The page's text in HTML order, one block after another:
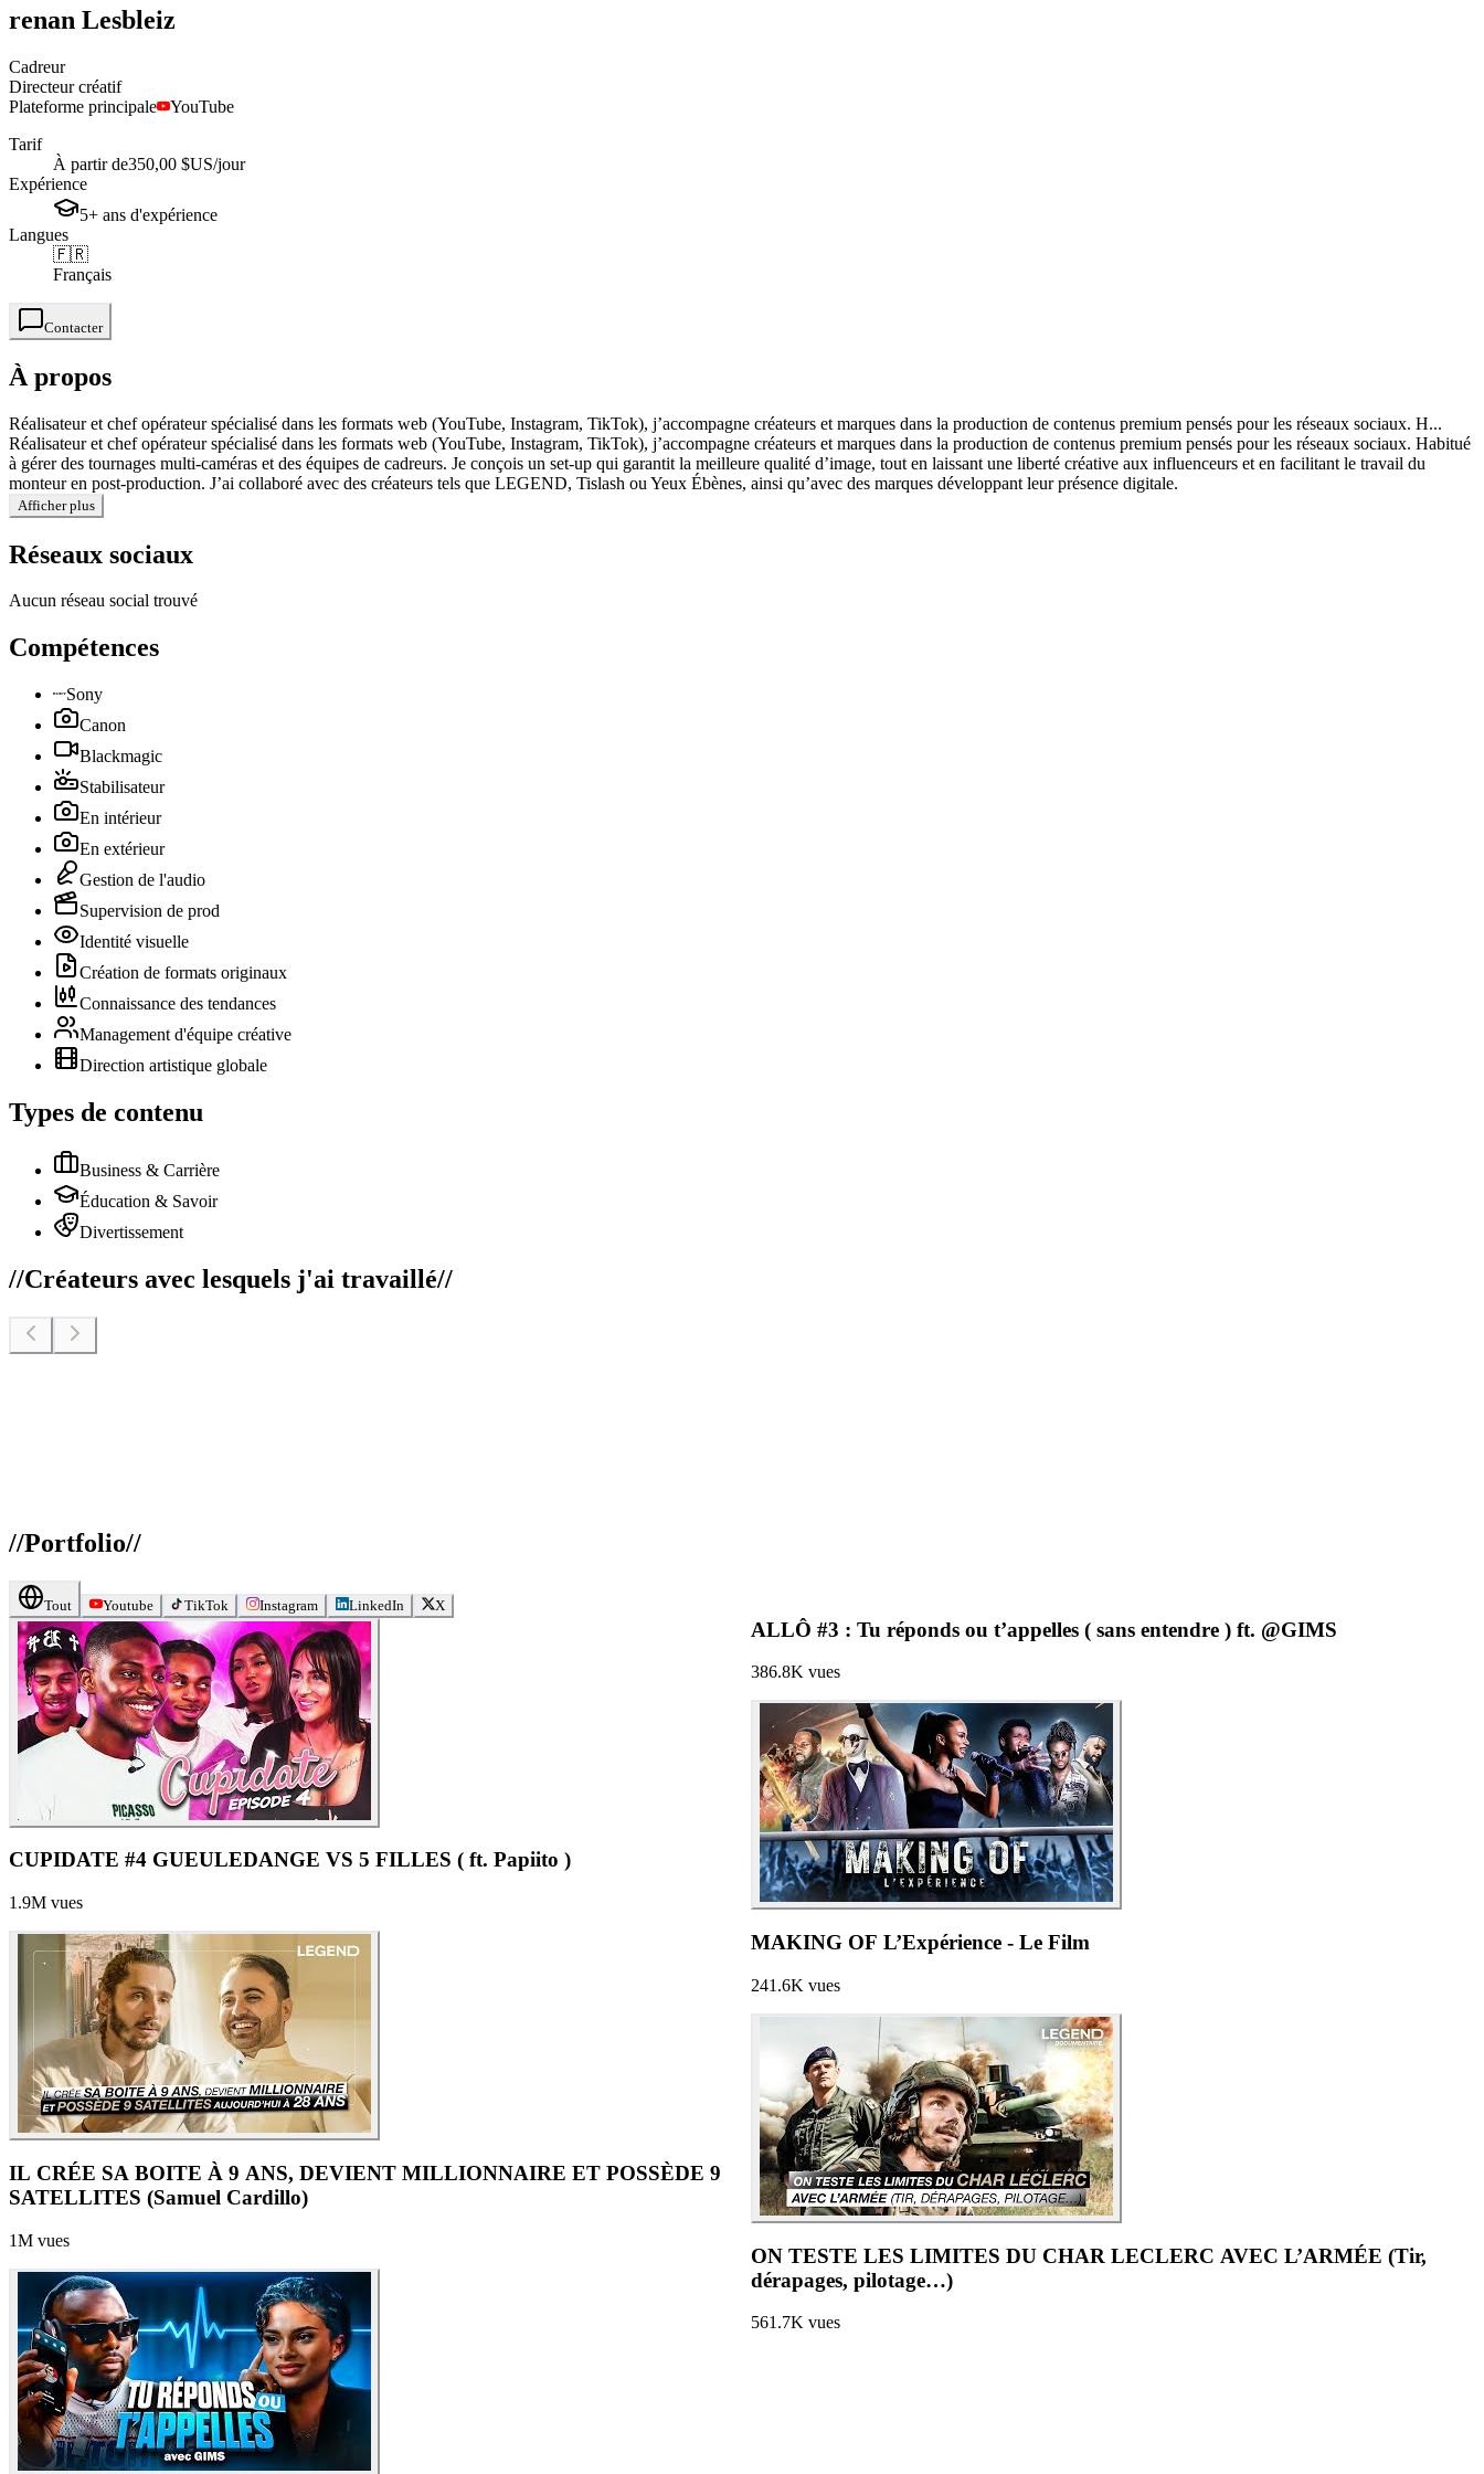
renan Lesbleiz
Cadreur
Directeur créatif
Plateforme principale
YouTube
Tarif
À partir de350,00 $US/jour
Expérience
5+ ans d'expérience
Langues
🇫🇷
Français
Contacter
À propos
Réalisateur et chef opérateur spécialisé dans les formats web (YouTube, Instagram, TikTok), j’accompagne créateurs et marques dans la production de contenus premium pensés pour les réseaux sociaux. H...
Réalisateur et chef opérateur spécialisé dans les formats web (YouTube, Instagram, TikTok), j’accompagne créateurs et marques dans la production de contenus premium pensés pour les réseaux sociaux. Habitué
à gérer des tournages multi-caméras et des équipes de cadreurs. Je conçois un set-up qui garantit la meilleure qualité d’image, tout en laissant une liberté créative aux influenceurs et en facilitant le travail du
monteur en post-production. J’ai collaboré avec des créateurs tels que LEGEND, Tislash ou Yeux Ébènes, ainsi qu’avec des marques développant leur présence digitale.
Afficher plus
Réseaux sociaux
Aucun réseau social trouvé
Compétences
Sony
Canon
Blackmagic
Stabilisateur
En intérieur
En extérieur
Gestion de l'audio
Supervision de prod
Identité visuelle
Création de formats originaux
Connaissance des tendances
Management d'équipe créative
Direction artistique globale
Types de contenu
Business & Carrière
Éducation & Savoir
Divertissement
//Créateurs avec lesquels j'ai travaillé//
//Portfolio//
Tout Youtube TikTok Instagram LinkedIn X
CUPIDATE #4 GUEULEDANGE VS 5 FILLES ( ft. Papiito )
1.9M vues
IL CRÉE SA BOITE À 9 ANS, DEVIENT MILLIONNAIRE ET POSSÈDE 9
SATELLITES (Samuel Cardillo)
1M vues
ALLÔ #3 : Tu réponds ou t’appelles ( sans entendre ) ft. @GIMS
386.8K vues
MAKING OF L’Expérience - Le Film
241.6K vues
ON TESTE LES LIMITES DU CHAR LECLERC AVEC L’ARMÉE (Tir,
dérapages, pilotage…)
561.7K vues